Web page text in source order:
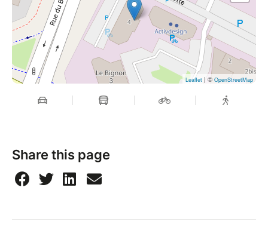
Leaflet | © OpenStreetMap
Share this page